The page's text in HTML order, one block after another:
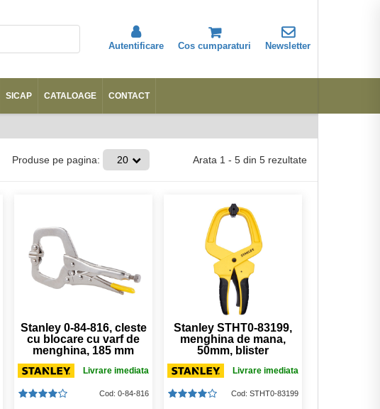
Autentificare Cos cumparaturi Newsletter
Abonare
SICAP CATALOAGE CONTACT
Produse pe pagina: 20 Arata 1 - 5 din 5 rezultate
Stanley 0-84-816, cleste
cu blocare cu varf de
menghina, 185 mm
Livrare imediata
Cod: 0-84-816
Stanley STHT0-83199,
menghina de mana,
50mm, blister
Livrare imediata
Cod: STHT0-83199